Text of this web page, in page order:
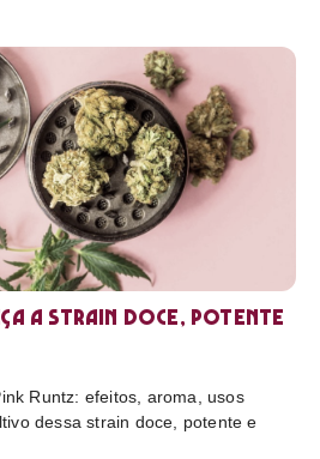
a strain doce, potente
Runtz: efeitos, aroma, usos
dessa strain doce, potente e